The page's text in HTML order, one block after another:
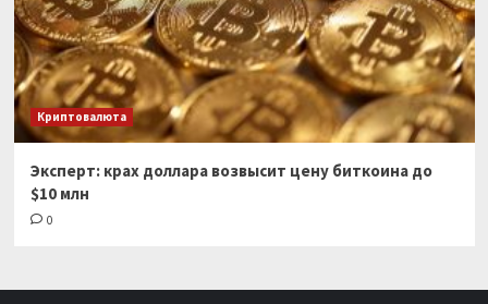
Криптовалюта
Эксперт: крах доллара возвысит цену биткоина до
$10 млн
0